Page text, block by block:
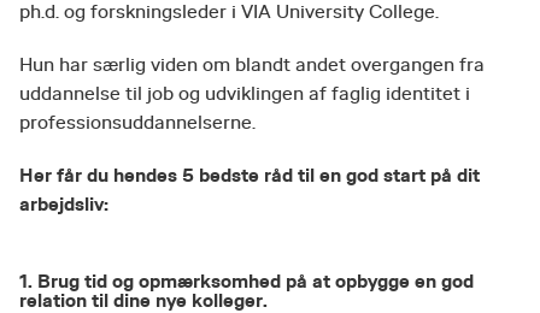
ph.d. og forskningsleder i VIA University College.
Hun har særlig viden om blandt andet overgangen fra
uddannelse til job og udviklingen af faglig identitet i
professionsuddannelserne.
Her får du hendes 5 bedste råd til en god start på dit
arbejdsliv:
1. Brug tid og opmærksomhed på at opbygge en god
relation til dine nye kolleger.